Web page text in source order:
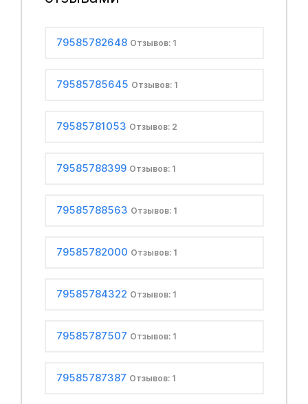
79585782648 Отзывов: 1
79585785645 Отзывов: 1
79585781053 Отзывов: 2
79585788399 Отзывов: 1
79585788563 Отзывов: 1
79585782000 Отзывов: 1
79585784322 Отзывов: 1
79585787507 Отзывов: 1
79585787387 Отзывов: 1